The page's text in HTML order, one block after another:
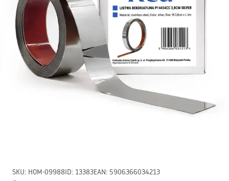
SKU: HOM-09988ID: 13383EAN: 5906366034213